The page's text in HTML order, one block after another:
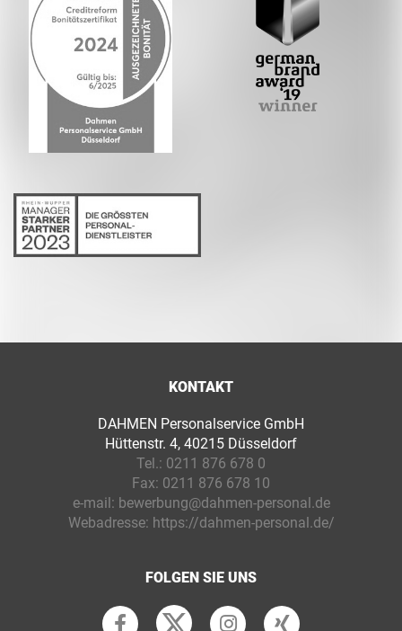
KONTAKT
DAHMEN Personalservice GmbH
Hüttenstr. 4, 40215 Düsseldorf
Tel.: 0211 876 678 0
Fax: 0211 876 678 10
e-mail: bewerbung@dahmen-personal.de
Webadresse: https://dahmen-personal.de/
FOLGEN SIE UNS